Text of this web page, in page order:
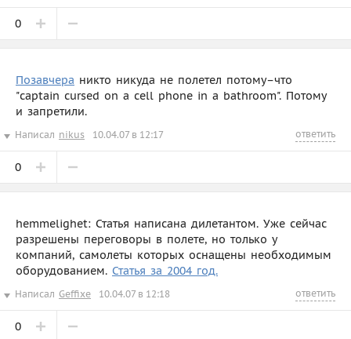
0
Позавчера никто никуда не полетел потому–что
"captain cursed on a cell phone in a bathroom". Потому
и запретили.
Написал nikus 10.04.07 в 12:17 ответить
0
hemmelighet: Статья написана дилетантом. Уже сейчас
разрешены переговоры в полете, но только у
компаний, самолеты которых оснащены необходимым
оборудованием. Статья за 2004 год.
Написал Geffixe 10.04.07 в 12:18 ответить
0